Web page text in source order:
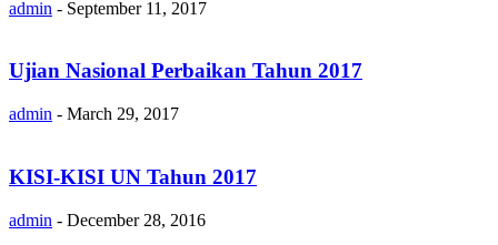
admin - September 11, 2017
Ujian Nasional Perbaikan Tahun 2017
admin - March 29, 2017
KISI-KISI UN Tahun 2017
admin - December 28, 2016